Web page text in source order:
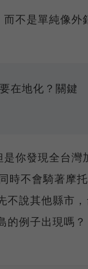
不是單純像外
在地化？關鍵
你發現全台灣
時不會騎著摩
不說其他縣市，
的例子出現嗎？